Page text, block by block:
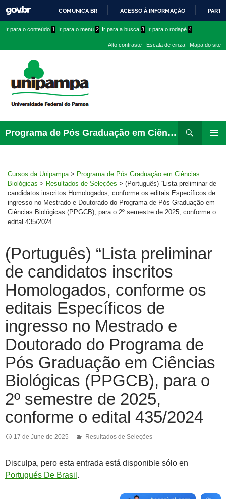
PARA
CONTEÚDO
COMUNICA BR ACESSO À INFORMAÇÃO
conteúdo
menu
superior
menu
Ir para o conteúdo 1 Ir para o menu 2 Ir para a busca 3 Ir para o rodapé 4
Alto contraste Escala de cinza Mapa do site
Programa de Pós Graduação em Ciências Biológicas
para
Cursos da Unipampa > Programa de Pós Graduação em Ciências
Biológicas > Resultados de Seleções > (Português) “Lista preliminar de
candidatos inscritos Homologados, conforme os editais Específicos de
ingresso no Mestrado e Doutorado do Programa de Pós Graduação em
Ciências Biológicas (PPGCB), para o 2º semestre de 2025, conforme o
edital 435/2024
(Português) “Lista preliminar
de candidatos inscritos
Homologados, conforme os
editais Específicos de
ingresso no Mestrado e
Doutorado do Programa de
Pós Graduação em Ciências
Biológicas (PPGCB), para o
2º semestre de 2025,
conforme o edital 435/2024
17 de June de 2025 Resultados de Seleções
Disculpa, pero esta entrada está disponible sólo en
Portugués De Brasil .